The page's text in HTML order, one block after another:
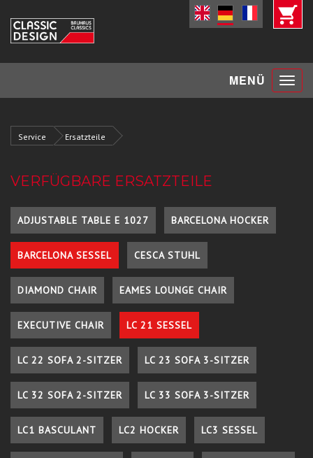
MENÜ Toggle
Service Ersatzteile
VERFÜGBARE ERSATZTEILE
ADJUSTABLE TABLE E 1027 BARCELONA HOCKER
BARCELONA SESSEL CESCA STUHL
DIAMOND CHAIR EAMES LOUNGE CHAIR
EXECUTIVE CHAIR LC 21 SESSEL
LC 22 SOFA 2-SITZER LC 23 SOFA 3-SITZER
LC 32 SOFA 2-SITZER LC 33 SOFA 3-SITZER
LC1 BASCULANT LC2 HOCKER LC3 SESSEL